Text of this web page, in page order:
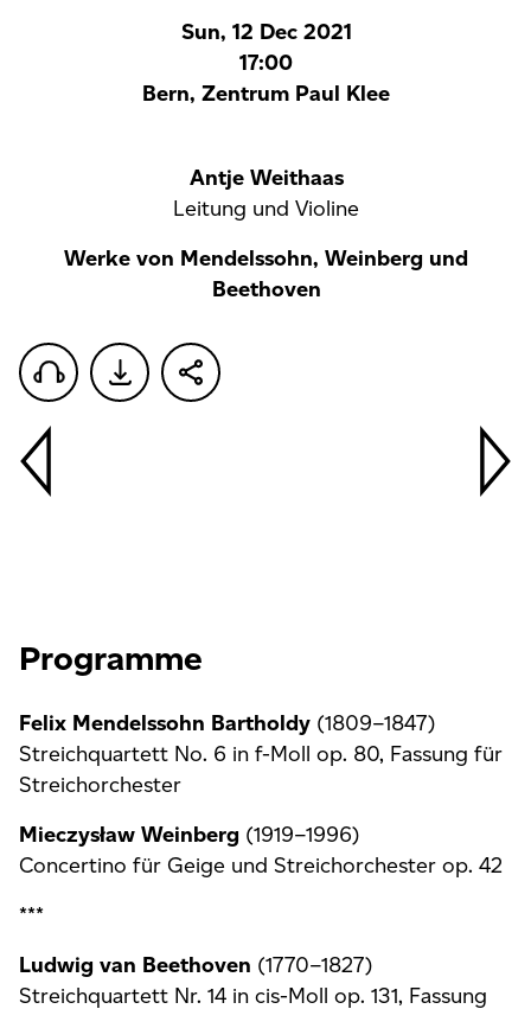
Sun, 12 Dec 2021
17:00
Bern, Zentrum Paul Klee
Antje Weithaas
Leitung und Violine
Werke von Mendelssohn, Weinberg und
Beethoven
Programme
Felix Mendelssohn Bartholdy (1809–1847)
Streichquartett No. 6 in f-Moll op. 80, Fassung für
Streichorchester
Mieczysław Weinberg (1919–1996)
Concertino für Geige und Streichorchester op. 42
***
Ludwig van Beethoven (1770–1827)
Streichquartett Nr. 14 in cis-Moll op. 131, Fassung